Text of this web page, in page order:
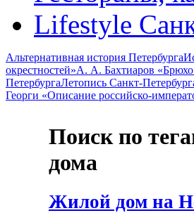
Lifestyle
Альтернативная история Петербурга
окрестностей»А. А. Бахтиаров «Брюхо
ПетербургаЛетопись Санкт-
Георги «Описание российско-
Поиск по
дома
Жилой дом на